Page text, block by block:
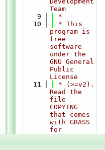
Team
    9
*
   10
* This
program is
free
software
under the
GNU General
Public
License
   11
* (>=v2).
Read the
file
COPYING
that comes
with GRASS
for